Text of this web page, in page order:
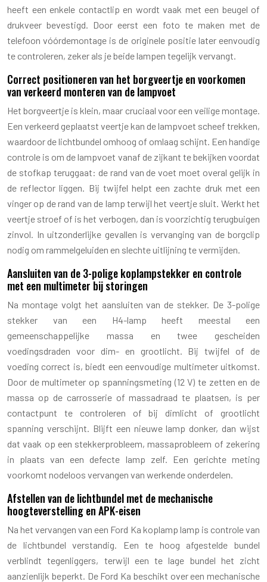
heeft een enkele contactlip en wordt vaak met een beugel of
drukveer bevestigd. Door eerst een foto te maken met de
telefoon vóórdemontage is de originele positie later eenvoudig
te controleren, zeker als je beide lampen tegelijk vervangt.
Correct positioneren van het borgveertje en voorkomen
van verkeerd monteren van de lampvoet
Het borgveertje is klein, maar cruciaal voor een veilige montage.
Een verkeerd geplaatst veertje kan de lampvoet scheef trekken,
waardoor de lichtbundel omhoog of omlaag schijnt. Een handige
controle is om de lampvoet vanaf de zijkant te bekijken voordat
de stofkap teruggaat: de rand van de voet moet overal gelijk in
de reflector liggen. Bij twijfel helpt een zachte druk met een
vinger op de rand van de lamp terwijl het veertje sluit. Werkt het
veertje stroef of is het verbogen, dan is voorzichtig terugbuigen
zinvol. In uitzonderlijke gevallen is vervanging van de borgclip
nodig om rammelgeluiden en slechte uitlijning te vermijden.
Aansluiten van de 3-polige koplampstekker en controle
met een multimeter bij storingen
Na montage volgt het aansluiten van de stekker. De 3-polige
stekker van een H4-lamp heeft meestal een
gemeenschappelijke massa en twee gescheiden
voedingsdraden voor dim- en grootlicht. Bij twijfel of de
voeding correct is, biedt een eenvoudige multimeter uitkomst.
Door de multimeter op spanningsmeting (12 V) te zetten en de
massa op de carrosserie of massadraad te plaatsen, is per
contactpunt te controleren of bij dimlicht of grootlicht
spanning verschijnt. Blijft een nieuwe lamp donker, dan wijst
dat vaak op een stekkerprobleem, massaprobleem of zekering
in plaats van een defecte lamp zelf. Een gerichte meting
voorkomt nodeloos vervangen van werkende onderdelen.
Afstellen van de lichtbundel met de mechanische
hoogteverstelling en APK-eisen
Na het vervangen van een Ford Ka koplamp lamp is controle van
de lichtbundel verstandig. Een te hoog afgestelde bundel
verblindt tegenliggers, terwijl een te lage bundel het zicht
aanzienlijk beperkt. De Ford Ka beschikt over een mechanische